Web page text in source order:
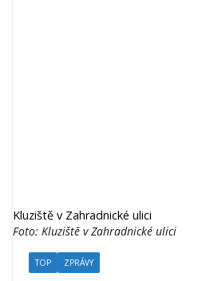
Kluziště v Zahradnické ulici
Foto: Kluziště v Zahradnické ulici
TOP ZPRÁVY